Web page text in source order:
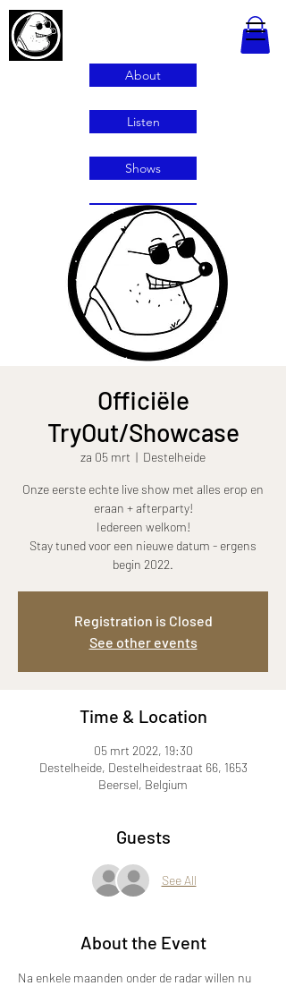
About
Listen
Shows
Contact
Officiële
TryOut/Showcase
za 05 mrt
  |
Destelheide
Onze eerste echte live show met alles erop en
eraan + afterparty!
Iedereen welkom!
Stay tuned voor een nieuwe datum - ergens
begin 2022.
Registration is Closed
See other events
Time & Location
05 mrt 2022, 19:30
Destelheide, Destelheidestraat 66, 1653
Beersel, Belgium
Guests
See All
About the Event
Na enkele maanden onder de radar willen nu